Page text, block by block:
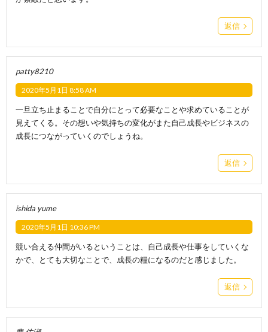
返信
patty8210
2020年5月1日 8:58 AM
一旦立ち止まることで自分にとって必要なことや求めていることが
見えてくる。その想いや気持ちの変化がまた自己成長やビジネスの
成長につながっていくのでしょうね。
返信
ishida yume
2020年5月1日 10:36 PM
競い合える仲間がいるということは、自己成長や仕事をしていくな
かで、とても大切なことで、成長の糧になるのだと感じました。
返信